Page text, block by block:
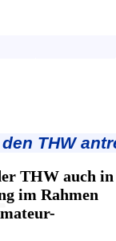
THW
THW auch in
im Rahmen